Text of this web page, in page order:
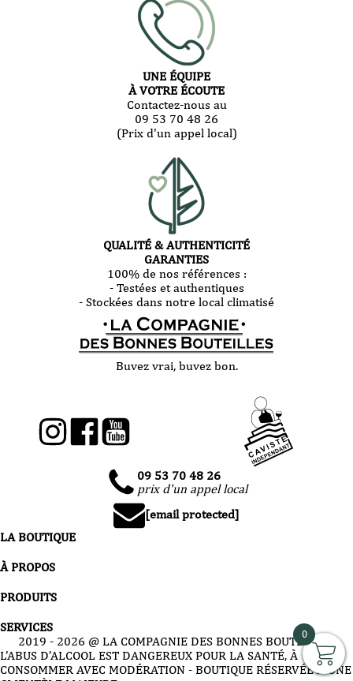
UNE ÉQUIPE
À VOTRE ÉCOUTE
Contactez-nous au
09 53 70 48 26
(Prix d'un appel local)
QUALITÉ & AUTHENTICITÉ
GARANTIES
100% de nos références :
- Testées et authentiques
- Stockées dans notre local climatisé
Buvez vrai, buvez bon.
09 53 70 48 26
prix d'un appel local
[email protected]
LA BOUTIQUE
À PROPOS
PRODUITS
SERVICES
2019 - 2026 @ LA COMPAGNIE DES BONNES BOUTEILLES
L’ABUS D’ALCOOL EST DANGEREUX POUR LA SANTÉ, À
CONSOMMER AVEC MODÉRATION - BOUTIQUE RÉSERVÉE À UNE
0